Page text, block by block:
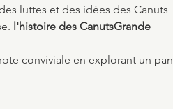
luttes et des idées des Canuts
l'histoire des CanutsGrande
conviviale en explorant un pan